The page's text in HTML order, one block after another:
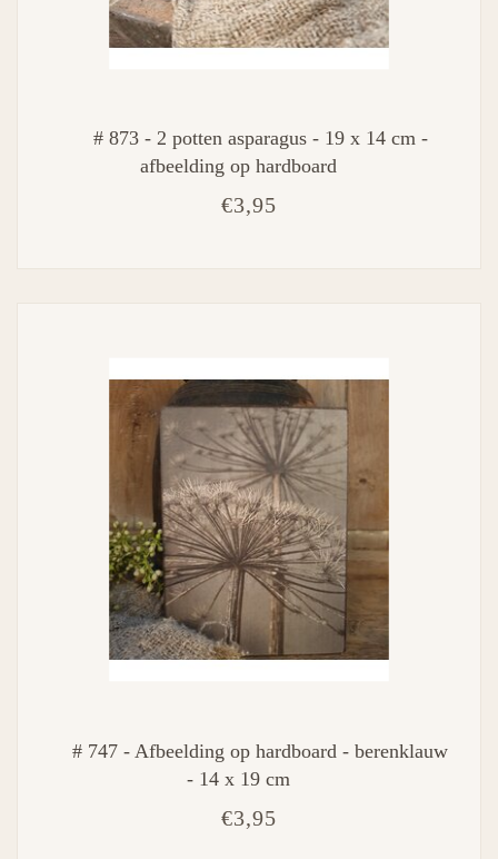
# 873 - 2 potten asparagus - 19 x 14 cm -
afbeelding op hardboard
€3,95
# 747 - Afbeelding op hardboard - berenklauw
- 14 x 19 cm
€3,95